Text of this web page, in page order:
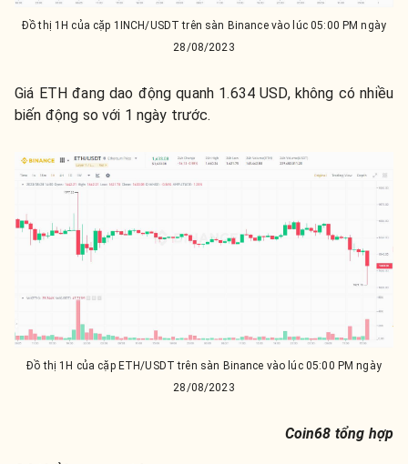
Đồ thị 1H của cặp 1INCH/USDT trên sàn Binance vào lúc 05:00 PM ngày
28/08/2023
Giá ETH đang dao động quanh 1.634 USD, không có nhiều
biến động so với 1 ngày trước.
Đồ thị 1H của cặp ETH/USDT trên sàn Binance vào lúc 05:00 PM ngày
28/08/2023
Coin68 tổng hợp